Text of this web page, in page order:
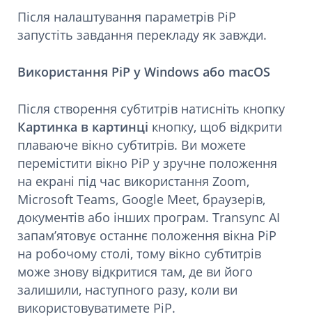
Після налаштування параметрів PiP
запустіть завдання перекладу як завжди.
Використання PiP у Windows або macOS
Після створення субтитрів натисніть кнопку
Картинка в картинці кнопку, щоб відкрити
плаваюче вікно субтитрів. Ви можете
перемістити вікно PiP у зручне положення
на екрані під час використання Zoom,
Microsoft Teams, Google Meet, браузерів,
документів або інших програм. Transync AI
запам’ятовує останнє положення вікна PiP
на робочому столі, тому вікно субтитрів
може знову відкритися там, де ви його
залишили, наступного разу, коли ви
використовуватимете PiP.